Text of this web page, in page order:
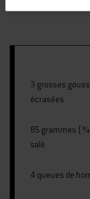
3 grosses gousses d’ail, légèrement
écrasées
85 grammes (¾ de bâtonnet) de beurre
salé
4 queues de